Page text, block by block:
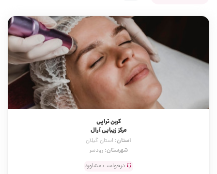
کربن تراپی
مرکز زیبایی آرال
استان: استان گیلان
شهرستان: رودسر
درخواست مشاوره